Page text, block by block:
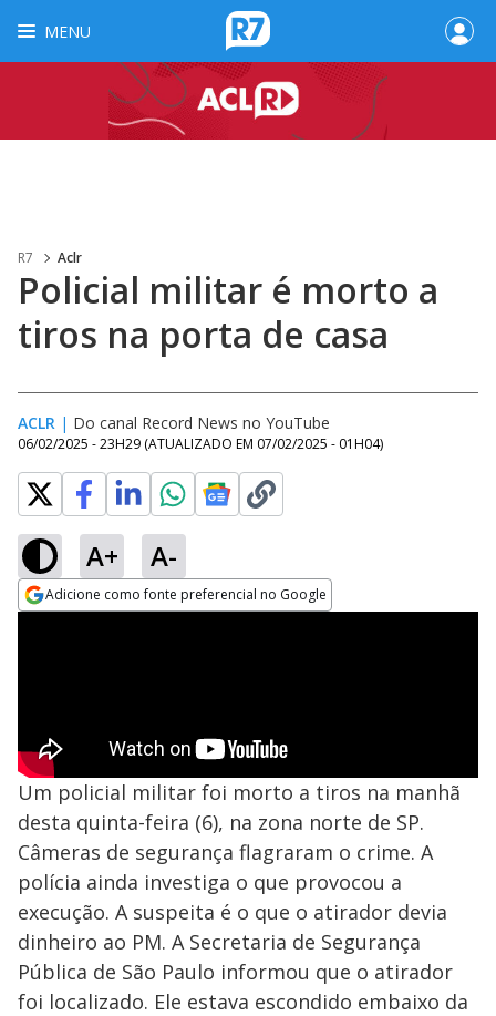
MENU
R7 Aclr
Policial militar é morto a
tiros na porta de casa
ACLR | Do canal Record News no YouTube
06/02/2025 - 23H29 (ATUALIZADO EM 07/02/2025 - 01H04)
A+ A-
Adicione como fonte preferencial no Google
Um policial militar foi morto a tiros na manhã
desta quinta-feira (6), na zona norte de SP.
Câmeras de segurança flagraram o crime. A
polícia ainda investiga o que provocou a
execução. A suspeita é o que o atirador devia
dinheiro ao PM. A Secretaria de Segurança
Pública de São Paulo informou que o atirador
foi localizado. Ele estava escondido embaixo da